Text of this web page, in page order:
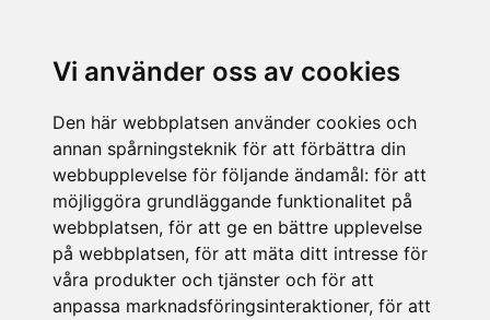
Vi använder oss av cookies
Den här webbplatsen använder cookies och
annan spårningsteknik för att förbättra din
webbupplevelse för följande ändamål: för att
möjliggöra grundläggande funktionalitet på
webbplatsen, för att ge en bättre upplevelse
på webbplatsen, för att mäta ditt intresse för
våra produkter och tjänster och för att
anpassa marknadsföringsinteraktioner, för att